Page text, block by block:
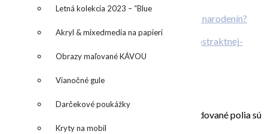
fľaši
Letná kolekcia 2023 – “Blue
SUN” – “Modré slnko”
Akryl & mixedmedia na papieri
Obrazy maľované KÁVOU
Vianočné gule
Darčekové poukážky
Kryty na mobil
Kreatívny TEAMBUILDING
Plánujete svadbu? Alebo originálnu oslavu narodenín?
Máte radi farby?
Vyžadované polia sú
označené